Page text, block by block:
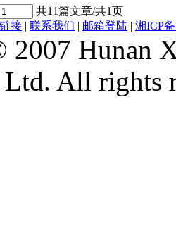
共11篇文章/共1页
接 | 联系我们 | 邮箱登陆 | 湘ICP
Hunan
All rights